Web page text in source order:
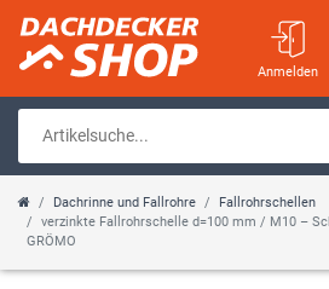
Anmelden
Dachrinne und Fallrohre
Fallrohrschellen
verzinkte Fallrohrschelle d=100 mm / M10 –
GRÖMO